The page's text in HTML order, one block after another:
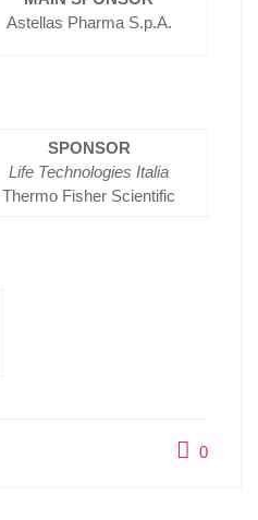
Astellas Pharma S.p.A.
SPONSOR
Life Technologies Italia
Thermo Fisher Scientific
0